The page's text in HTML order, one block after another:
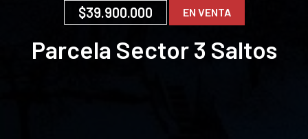
$39.900.000 EN VENTA
Parcela Sector 3 Saltos